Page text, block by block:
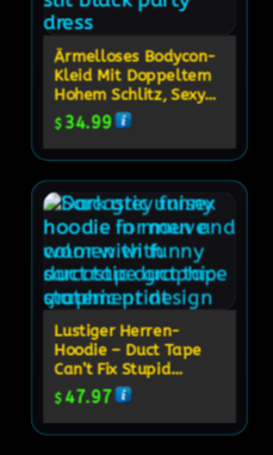
Ärmelloses Bodycon-
Kleid Mit Doppeltem
Hohem Schlitz, Sexy
Cut-Out Und Hohem
Kragen, Partykleid Für
Damen
$ 34.99
Lustiger Herren-
Hoodie – Duct Tape
Can’t Fix Stupid
Hoodie Mit
Сарkastischem
Grafikdesign
$47.97